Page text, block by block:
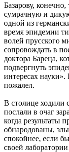
Базарову,
сумрачную и
одной из
время эпидемии
волей прусского
сопровождать в
доктора Бареца,
подвергнуть
интересах науки».
пожалел.
В столице ходили
послали в очаг
когда результаты
обнародованы,
спокойнее, если
своей